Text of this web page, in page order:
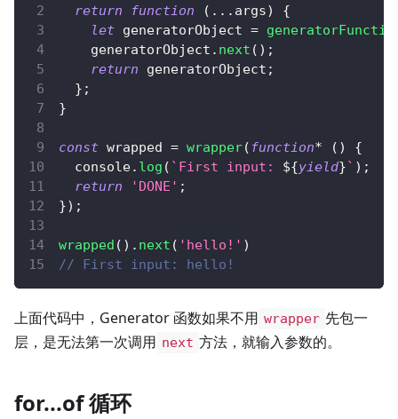
return
function ( ... args)
{
let generatorObject =
    generatorObject
. next ( ) ;
return generatorObject ;
} ;
}
const wrapped = wrapper( function* ( )
{
console. log ( ` First input: ${yield}` ) ;
return
'DONE' ;
}) ;
wrapped ( ) . next ( 'hello!' )
// First input: hello!
上面代码中，Generator 函数如果不用 wrapper 先包一
层，是无法第一次调用 next 方法，就输入参数的。
for...of 循环